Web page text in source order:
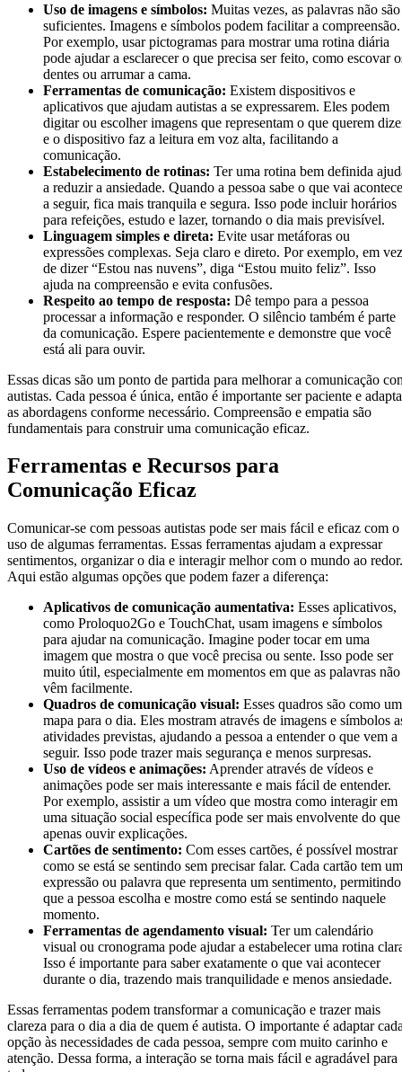
Uso de imagens e símbolos: Muitas vezes, as palavras não são
suficientes. Imagens e símbolos podem facilitar a compreensão.
Por exemplo, usar pictogramas para mostrar uma rotina diária
pode ajudar a esclarecer o que precisa ser feito, como escovar
dentes ou arrumar a cama.
Ferramentas de comunicação: Existem dispositivos e
aplicativos que ajudam autistas a se expressarem. Eles podem
digitar ou escolher imagens que representam o que querem
e o dispositivo faz a leitura em voz alta, facilitando a
comunicação.
Estabelecimento de rotinas: Ter uma rotina bem definida
a reduzir a ansiedade. Quando a pessoa sabe o que vai
a seguir, fica mais tranquila e segura. Isso pode incluir horários
para refeições, estudo e lazer, tornando o dia mais previsível.
Linguagem simples e direta: Evite usar metáforas ou
expressões complexas. Seja claro e direto. Por exemplo, em vez
de dizer “Estou nas nuvens”, diga “Estou muito feliz”. Isso
ajuda na compreensão e evita confusões.
Respeito ao tempo de resposta: Dê tempo para a pessoa
processar a informação e responder. O silêncio também é parte
da comunicação. Espere pacientemente e demonstre que você
está ali para ouvir.
Essas dicas são um ponto de partida para melhorar a comunicação
autistas. Cada pessoa é única, então é importante ser paciente e
as abordagens conforme necessário. Compreensão e empatia são
fundamentais para construir uma comunicação eficaz.
Ferramentas e Recursos para
Comunicação Eficaz
Comunicar-se com pessoas autistas pode ser mais fácil e eficaz com o
uso de algumas ferramentas. Essas ferramentas ajudam a expressar
sentimentos, organizar o dia e interagir melhor com o mundo ao redor.
Aqui estão algumas opções que podem fazer a diferença:
Aplicativos de comunicação aumentativa: Esses aplicativos,
como Proloquo2Go e TouchChat, usam imagens e símbolos
para ajudar na comunicação. Imagine poder tocar em uma
imagem que mostra o que você precisa ou sente. Isso pode ser
muito útil, especialmente em momentos em que as palavras não
vêm facilmente.
Quadros de comunicação visual: Esses quadros são como um
mapa para o dia. Eles mostram através de imagens e símbolos
atividades previstas, ajudando a pessoa a entender o que vem a
seguir. Isso pode trazer mais segurança e menos surpresas.
Uso de vídeos e animações: Aprender através de vídeos e
animações pode ser mais interessante e mais fácil de entender.
Por exemplo, assistir a um vídeo que mostra como interagir em
uma situação social específica pode ser mais envolvente do que
apenas ouvir explicações.
Cartões de sentimento: Com esses cartões, é possível mostrar
como se está se sentindo sem precisar falar. Cada cartão tem
expressão ou palavra que representa um sentimento, permitindo
que a pessoa escolha e mostre como está se sentindo naquele
momento.
Ferramentas de agendamento visual: Ter um calendário
visual ou cronograma pode ajudar a estabelecer uma rotina
Isso é importante para saber exatamente o que vai acontecer
durante o dia, trazendo mais tranquilidade e menos ansiedade.
Essas ferramentas podem transformar a comunicação e trazer mais
clareza para o dia a dia de quem é autista. O importante é adaptar
opção às necessidades de cada pessoa, sempre com muito carinho e
atenção. Dessa forma, a interação se torna mais fácil e agradável para